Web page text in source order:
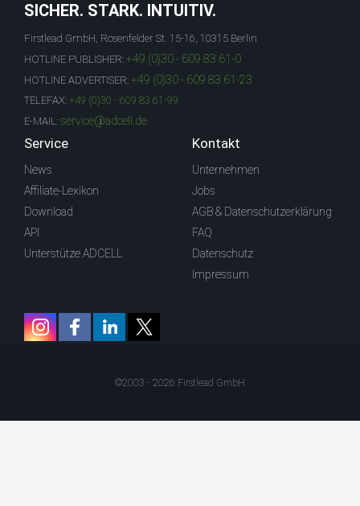
SICHER. STARK. INTUITIV.
Firstlead GmbH, Rosenfelder St. 15-16, 10315 Berlin
HOTLINE PUBLISHER: +49 (0)30 - 609 83 61-0
HOTLINE ADVERTISER: +49 (0)30 - 609 83 61-23
TELEFAX: +49 (0)30 - 609 83 61-99
E-MAIL: service@adcell.de
Service
News
Affiliate-Lexikon
Download
API
Unterstütze ADCELL
Kontakt
Unternehmen
Jobs
AGB & Datenschutzerklärung
FAQ
Datenschutz
Impressum
©2003 - 2026 Firstlead GmbH